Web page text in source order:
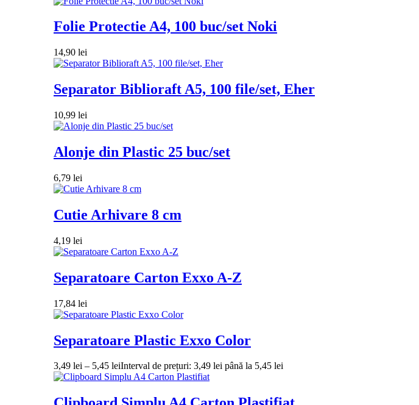
Folie Protectie A4, 100 buc/set Noki
14,90 lei
Separator Biblioraft A5, 100 file/set, Eher
10,99 lei
Alonje din Plastic 25 buc/set
6,79 lei
Cutie Arhivare 8 cm
4,19 lei
Separatoare Carton Exxo A-Z
17,84 lei
Separatoare Plastic Exxo Color
3,49 lei – 5,45 leiInterval de prețuri: 3,49 lei până la 5,45 lei